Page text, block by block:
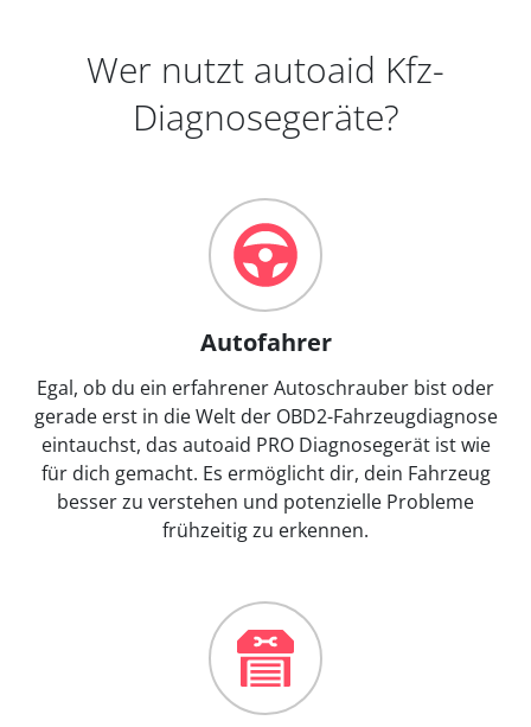
Wer nutzt autoaid Kfz-
Diagnosegeräte?
Autofahrer
Egal, ob du ein erfahrener Autoschrauber bist oder
gerade erst in die Welt der OBD2-Fahrzeugdiagnose
eintauchst, das autoaid PRO Diagnosegerät ist wie
für dich gemacht. Es ermöglicht dir, dein Fahrzeug
besser zu verstehen und potenzielle Probleme
frühzeitig zu erkennen.